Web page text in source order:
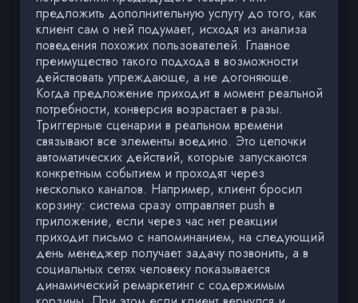
предложить дополнительную услугу до того, как
клиент сам о ней подумает, исходя из анализа
поведения похожих пользователей. Главное
преимущество такого подхода в возможности
действовать упреждающе, а не догоняюще.
Когда предложение приходит в момент реальной
потребности, конверсия возрастает в разы.
Триггерные сценарии в реальном времени
связывают все элементы воедино. Это цепочки
автоматических действий, которые запускаются
конкретным событием и проходят через
несколько каналов. Например, клиент бросил
корзину: система сразу отправляет push в
приложение, если через час нет реакции
приходит письмо с напоминанием, на следующий
день менеджер получает задачу позвонить, а в
социальных сетях человеку показывается
динамический ремаркетинг с содержимым